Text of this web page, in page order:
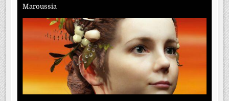
Maroussia